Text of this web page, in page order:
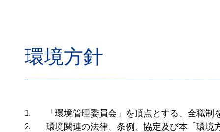
環境方針
1. 「環境管理委員会」を頂点とする、全職
2. 環境関連の法律、条例、協定及び本「環境